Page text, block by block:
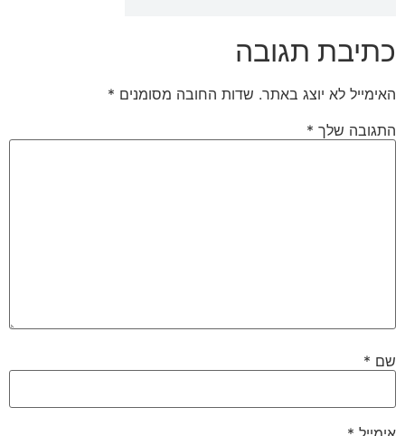
כתיבת תגובה
האימייל לא יוצג באתר. שדות החובה מסומנים *
התגובה שלך *
שם *